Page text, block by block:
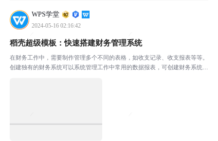
WPS学堂
2024-05-16 02:16:42
稻壳超级模板：快速搭建财务管理系统
在财务工作中，需要制作管理多个不同的表格，如收支记录、收支报表等等。
创建独有的财务系统可以系统管理工作中常用的数据报表，可创建财务系统步